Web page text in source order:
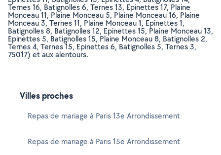
Ternes 16, Batignolles 6, Ternes 13, Epinettes 17, Plaine
Monceau 11, Plaine Monceau 5, Plaine Monceau 16, Plaine
Monceau 3, Ternes 11, Plaine Monceau 1, Epinettes 1,
Batignolles 8, Batignolles 12, Epinettes 15, Plaine Monceau 13,
Epinettes 5, Batignolles 15, Plaine Monceau 8, Batignolles 2,
Ternes 4, Ternes 15, Epinettes 6, Batignolles 5, Ternes 3,
75017) et aux alentours.
Villes proches
Repas de mariage à Paris 13e Arrondissement
Repas de mariage à Paris 15e Arrondissement